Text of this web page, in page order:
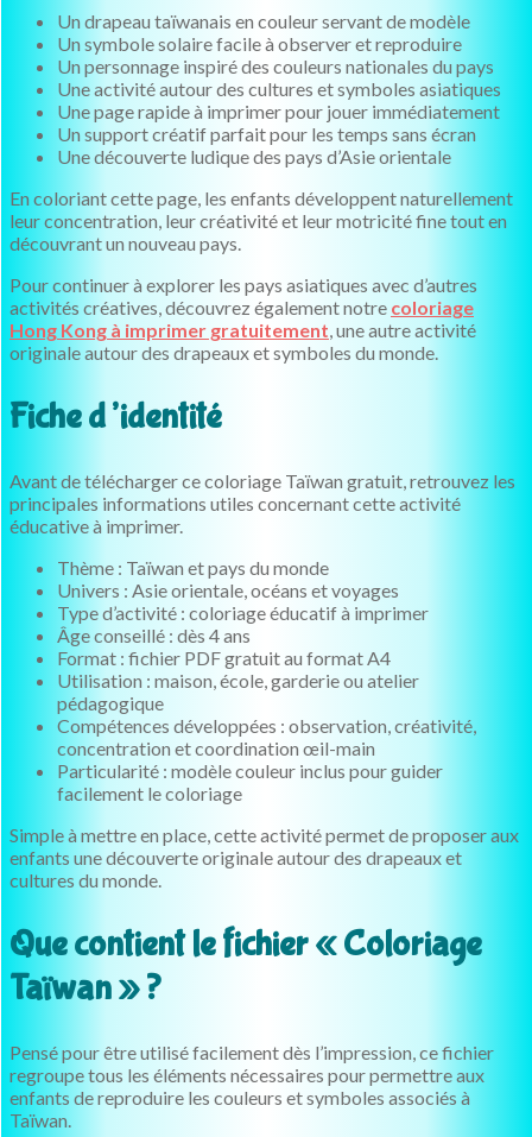
Un drapeau taïwanais en couleur servant de modèle
Un symbole solaire facile à observer et reproduire
Un personnage inspiré des couleurs nationales du pays
Une activité autour des cultures et symboles asiatiques
Une page rapide à imprimer pour jouer immédiatement
Un support créatif parfait pour les temps sans écran
Une découverte ludique des pays d’Asie orientale
En coloriant cette page, les enfants développent naturellement
leur concentration, leur créativité et leur motricité fine tout en
découvrant un nouveau pays.
Pour continuer à explorer les pays asiatiques avec d’autres
activités créatives, découvrez également notre coloriage
Hong Kong à imprimer gratuitement, une autre activité
originale autour des drapeaux et symboles du monde.
Fiche d’identité
Avant de télécharger ce coloriage Taïwan gratuit, retrouvez les
principales informations utiles concernant cette activité
éducative à imprimer.
Thème : Taïwan et pays du monde
Univers : Asie orientale, océans et voyages
Type d’activité : coloriage éducatif à imprimer
Âge conseillé : dès 4 ans
Format : fichier PDF gratuit au format A4
Utilisation : maison, école, garderie ou atelier
pédagogique
Compétences développées : observation, créativité,
concentration et coordination œil-main
Particularité : modèle couleur inclus pour guider
facilement le coloriage
Simple à mettre en place, cette activité permet de proposer aux
enfants une découverte originale autour des drapeaux et
cultures du monde.
Que contient le fichier « Coloriage
Taïwan » ?
Pensé pour être utilisé facilement dès l’impression, ce fichier
regroupe tous les éléments nécessaires pour permettre aux
enfants de reproduire les couleurs et symboles associés à
Taïwan.